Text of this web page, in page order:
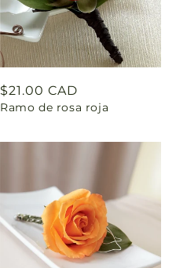
Precio
habitual
$21.00 CAD
Ramo de rosa roja